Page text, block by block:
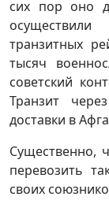
сих пор оно
транзитных
тысяч
советский
Транзит
доставки в
Существенно,
перевозить
своих